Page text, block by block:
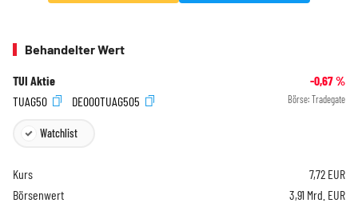
Behandelter Wert
TUI Aktie -0,67%
TUAG50
DE000TUAG505 Börse: Tradegate
Watchlist
Kurs 7,72 EUR
Börsenwert
3,91 Mrd. EUR